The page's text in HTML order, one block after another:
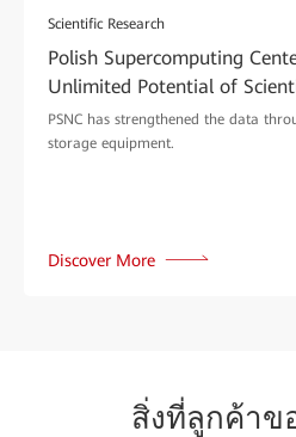
Scientific Research
Polish Supercomputing
Unlimited Potential of
PSNC has strengthened the data
storage equipment.
Discover More
สิ่งที่ลูกค้าข